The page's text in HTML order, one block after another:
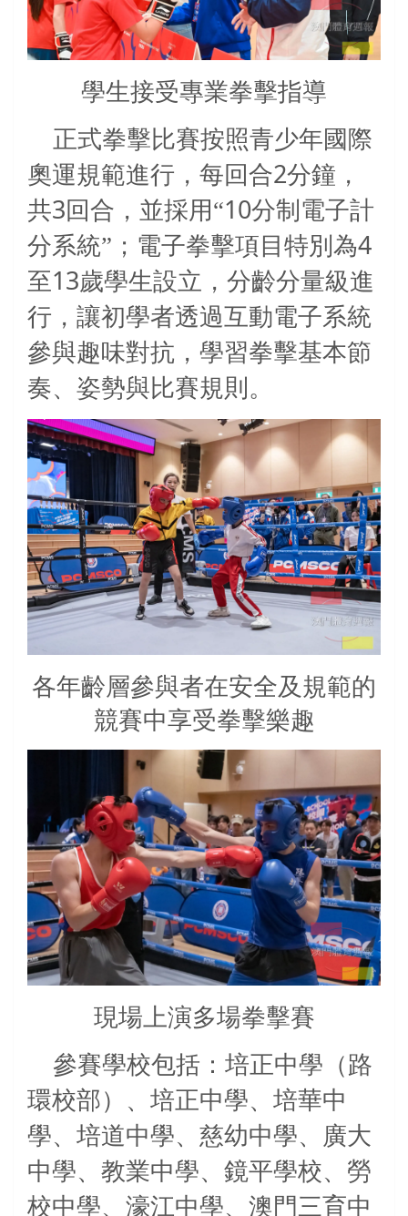
學生接受專業拳擊指導
正式拳擊比賽按照青少年國際
奧運規範進行，每回合2分鐘，
共3回合，並採用“10分制電子計
分系統”；電子拳擊項目特別為4
至13歲學生設立，分齡分量級進
行，讓初學者透過互動電子系統
參與趣味對抗，學習拳擊基本節
奏、姿勢與比賽規則。
各年齡層參與者在安全及規範的
競賽中享受拳擊樂趣
現場上演多場拳擊賽
參賽學校包括：培正中學（路
環校部）、培正中學、培華中
學、培道中學、慈幼中學、廣大
中學、教業中學、鏡平學校、勞
校中學、濠江中學、澳門三育中